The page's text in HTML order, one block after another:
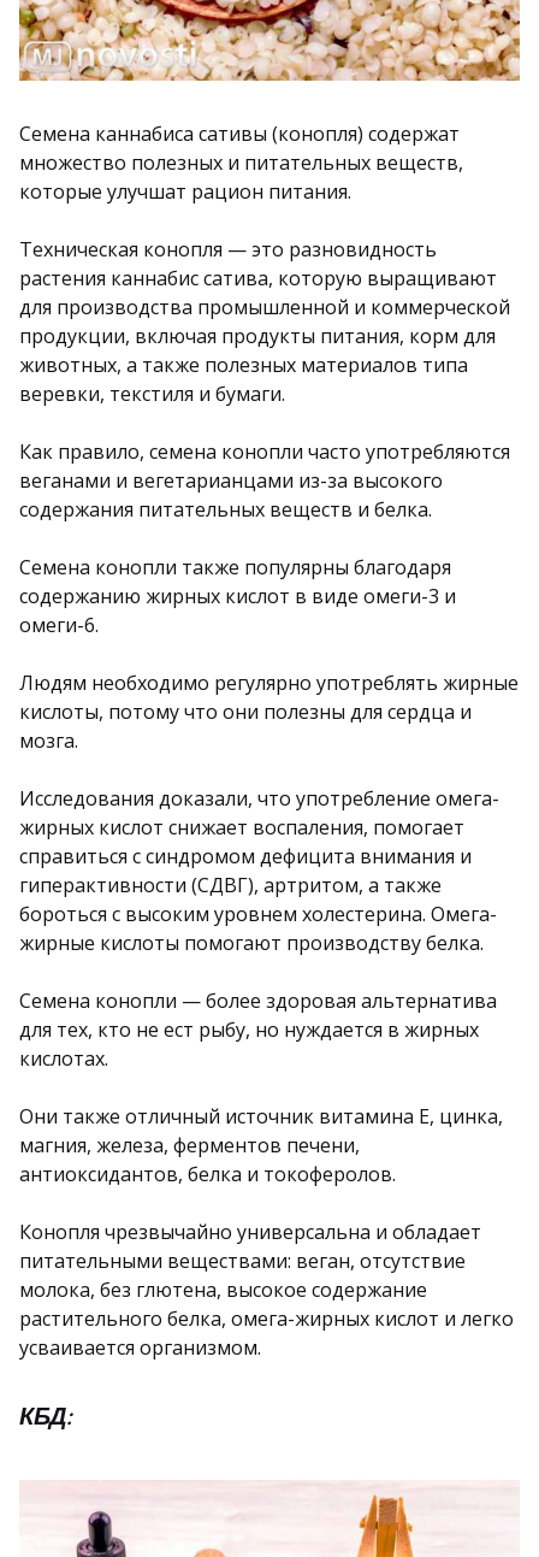
Семена каннабиса сативы (конопля) содержат
множество полезных и питательных веществ,
которые улучшат рацион питания.
Техническая конопля — это разновидность
растения каннабис сатива, которую выращивают
для производства промышленной и коммерческой
продукции, включая продукты питания, корм для
животных, а также полезных материалов типа
веревки, текстиля и бумаги.
Как правило, семена конопли часто употребляются
веганами и вегетарианцами из-за высокого
содержания питательных веществ и белка.
Семена конопли также популярны благодаря
содержанию жирных кислот в виде омеги-3 и
омеги-6.
Людям необходимо регулярно употреблять жирные
кислоты, потому что они полезны для сердца и
мозга.
Исследования доказали, что употребление омега-
жирных кислот снижает воспаления, помогает
справиться с синдромом дефицита внимания и
гиперактивности (СДВГ), артритом, а также
бороться с высоким уровнем холестерина. Омега-
жирные кислоты помогают производству белка.
Семена конопли — более здоровая альтернатива
для тех, кто не ест рыбу, но нуждается в жирных
кислотах.
Они также отличный источник витамина Е, цинка,
магния, железа, ферментов печени,
антиоксидантов, белка и токоферолов.
Конопля чрезвычайно универсальна и обладает
питательными веществами: веган, отсутствие
молока, без глютена, высокое содержание
растительного белка, омега-жирных кислот и легко
усваивается организмом.
КБД: